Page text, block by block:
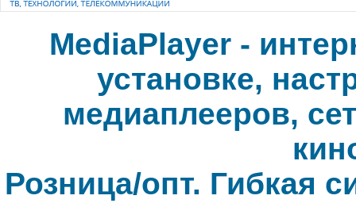
MediaPlayer -
установке,
медиаплееров,
Розница/опт. Гибкая